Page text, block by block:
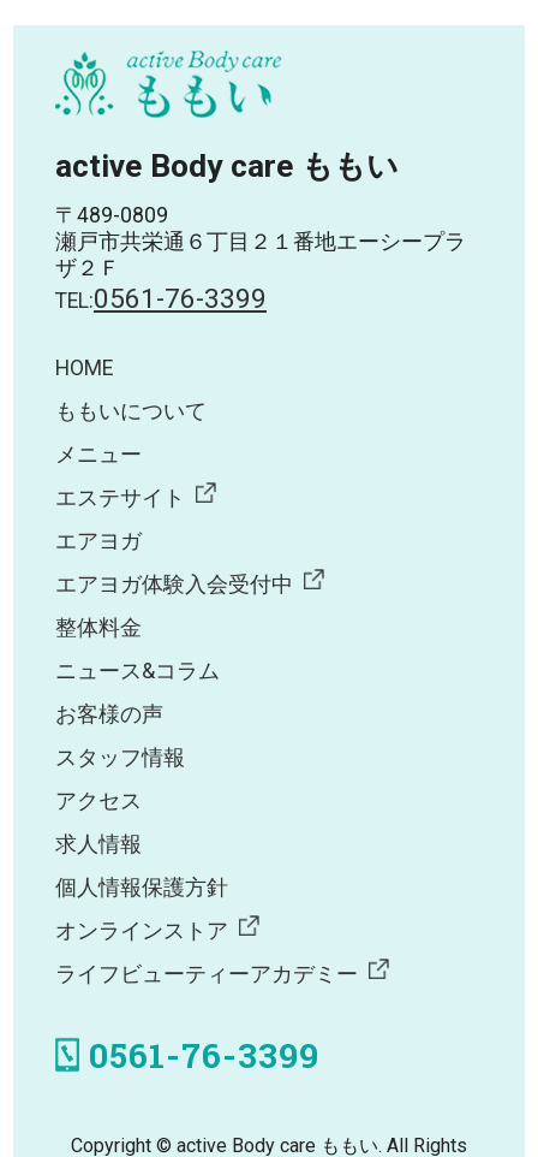
active Body care ももい
〒489-0809
瀬戸市共栄通６丁目２１番地エーシープラ
ザ２Ｆ
TEL:0561-76-3399
HOME
ももいについて
メニュー
エステサイト
エアヨガ
エアヨガ体験入会受付中
整体料金
ニュース&コラム
お客様の声
スタッフ情報
アクセス
求人情報
個人情報保護方針
オンラインストア
ライフビューティーアカデミー
0561-76-3399
Copyright © active Body care ももい. All Rights